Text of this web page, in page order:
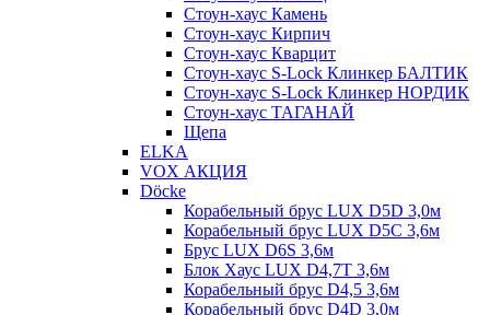
Стоун-хаус Камень
Стоун-хаус Кирпич
Стоун-хаус Кварцит
Стоун-хаус S-Lock Клинкер БАЛТИК
Стоун-хаус S-Lock Клинкер НОРДИК
Стоун-хаус ТАГАНАЙ
Щепа
ELKA
VOX АКЦИЯ
Döcke
Корабельный брус LUX D5D 3,0м
Корабельный брус LUX D5C 3,6м
Брус LUX D6S 3,6м
Блок Хаус LUX D4,7T 3,6м
Корабельный брус D4,5 3,6м
Корабельный брус D4D 3,0м